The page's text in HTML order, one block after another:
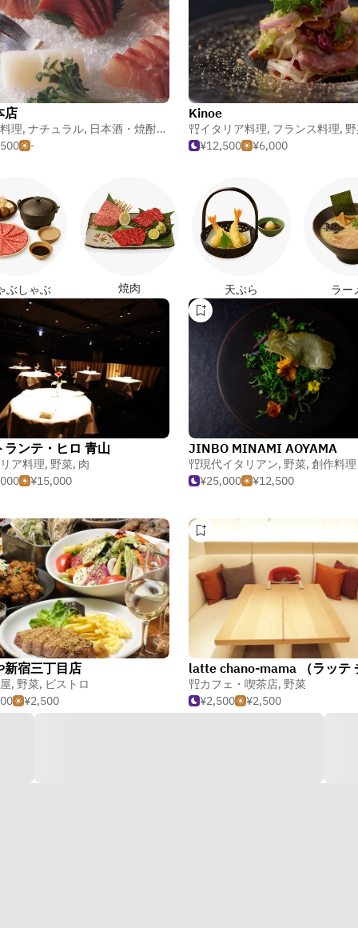
店
理, ナチュラル, 日本酒・焼酎バー
-
Kinoe
イタリア料理, フランス料理,
¥12,500
¥6,000
ぶしゃぶ 焼肉 天ぷら ラー
ランテ・ヒロ 青山
ア料理, 野菜, 肉
¥15,000
JINBO MINAMI AOYAMA
現代イタリアン, 野菜, 創作料理
¥25,000
¥12,500
新宿三丁目店
, 野菜, ビストロ
¥2,500
カフェ・喫茶店, 野菜
¥2,500
¥2,500